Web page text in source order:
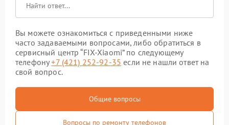
Вы можете ознакомиться с приведенными ниже
часто задаваемыми вопросами, либо обратиться в
сервисный центр “FIX-Xiaomi” по следующему
телефону+7 (421) 252-92-35 если не нашли ответ на
свой вопрос.
Общие вопросы
Вопросы по ремонту телефонов